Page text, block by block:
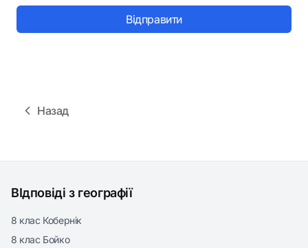
Відправити
Назад
ВІдповіді з географії
8 клас Кобернік
8 клас Бойко